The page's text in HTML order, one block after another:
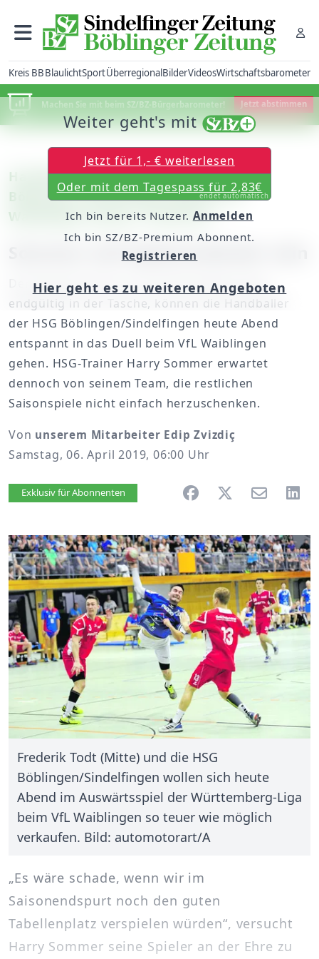
Kreis BBBlaulichtSportÜberregionalBilderVideosWirtschaftsbarometer
Machen Sie mit beim SZ/BZ-Bürgerbarometer! Jetzt abstimmen
Handball – Württemberg-Liga: HSG
Böblingen/Sindelfingen gastiert in
Waiblingen (heute, 19.30 Uhr)
Sommer will Spielverderber sein
Den Klassenerhalt in der Württemberg-Liga
endgültig in der Tasche, können die Handballer
der HSG Böblingen/Sindelfingen heute Abend
entspannt in das Duell beim VfL Waiblingen
gehen. HSG-Trainer Harry Sommer erwartet
dennoch von seinem Team, die restlichen
Saisonspiele nicht einfach herzuschenken.
Von unserem Mitarbeiter Edip Zvizdiç
Samstag, 06. April 2019, 06:00 Uhr
Artikel vorlesen
Exklusiv für Abonnenten
Frederik Todt (Mitte) und die HSG
Böblingen/Sindelfingen wollen sich heute
Abend im Auswärtsspiel der Württemberg-Liga
beim VfL Waiblingen so teuer wie möglich
verkaufen. Bild: automotorart/A
„Es wäre schade, wenn wir im
Saisonendspurt noch den guten
Tabellenplatz verspielen würden“, versucht
Harry Sommer seine Spieler an der Ehre zu
Weiter geht's mit
Jetzt für 1,- € weiterlesen
Oder mit dem Tagespass für 2,83€
endet automatisch
Ich bin bereits Nutzer. Anmelden
Ich bin SZ/BZ-Premium Abonnent.
Registrieren
Hier geht es zu weiteren Angeboten